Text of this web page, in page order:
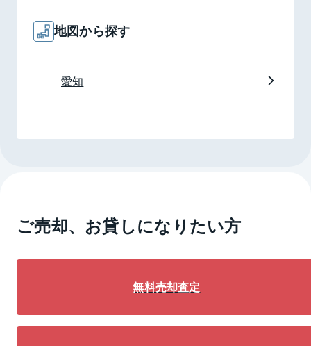
地図から探す
愛知
ご売却、お貸しになりたい方
無料売却査定